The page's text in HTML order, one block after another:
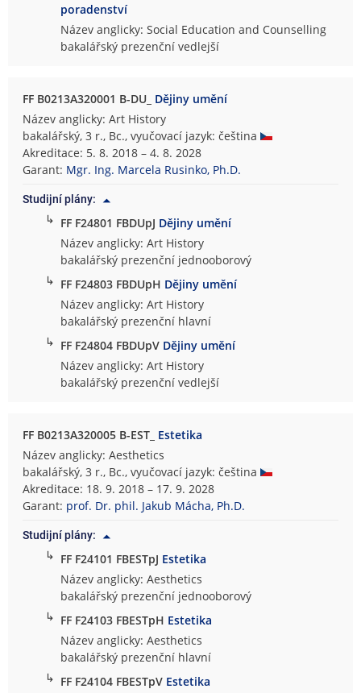
poradenství
Název anglicky: Social Education and Counselling
bakalářský prezenční vedlejší
FF B0213A320001 B-DU_ Dějiny umění
Název anglicky: Art History
bakalářský, 3 r., Bc., vyučovací jazyk: čeština
Akreditace: 5. 8. 2018 – 4. 8. 2028
Garant: Mgr. Ing. Marcela Rusinko, Ph.D.
Studijní plány:
↳ FF F24801 FBDUpJ Dějiny umění
Název anglicky: Art History
bakalářský prezenční jednooborový
↳ FF F24803 FBDUpH Dějiny umění
Název anglicky: Art History
bakalářský prezenční hlavní
↳ FF F24804 FBDUpV Dějiny umění
Název anglicky: Art History
bakalářský prezenční vedlejší
FF B0213A320005 B-EST_ Estetika
Název anglicky: Aesthetics
bakalářský, 3 r., Bc., vyučovací jazyk: čeština
Akreditace: 18. 9. 2018 – 17. 9. 2028
Garant: prof. Dr. phil. Jakub Mácha, Ph.D.
Studijní plány:
↳ FF F24101 FBESTpJ Estetika
Název anglicky: Aesthetics
bakalářský prezenční jednooborový
↳ FF F24103 FBESTpH Estetika
Název anglicky: Aesthetics
bakalářský prezenční hlavní
↳ FF F24104 FBESTpV Estetika